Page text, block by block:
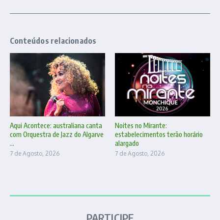
Conteúdos relacionados
Aqui Acontece: australiana canta
com Orquestra de Jazz do Algarve
...
7 de Agosto, 2026
Noites no Mirante:
estabelecimentos terão horário
alargado
7 de Agosto, 2026